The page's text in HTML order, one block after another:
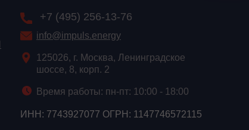
+7 (495) 256-13-76
info@impuls.energy
125026, г. Москва, Ленинградское
шоссе, 8, корп. 2
Время работы: пн-пт: 10:00 - 18:00
ИНН: 7743927077 ОГРН: 1147746572115